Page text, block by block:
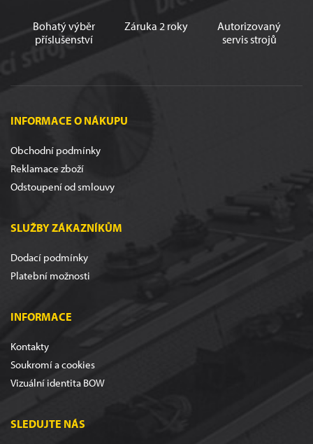
Bohatý výběr
příslušenství
Záruka 2 roky
Autorizovaný
servis strojů
INFORMACE O NÁKUPU
Obchodní podmínky
Reklamace zboží
Odstoupení od smlouvy
SLUŽBY ZÁKAZNÍKŮM
Dodací podmínky
Platební možnosti
INFORMACE
Kontakty
Soukromí a cookies
Vizuální identita BOW
SLEDUJTE NÁS